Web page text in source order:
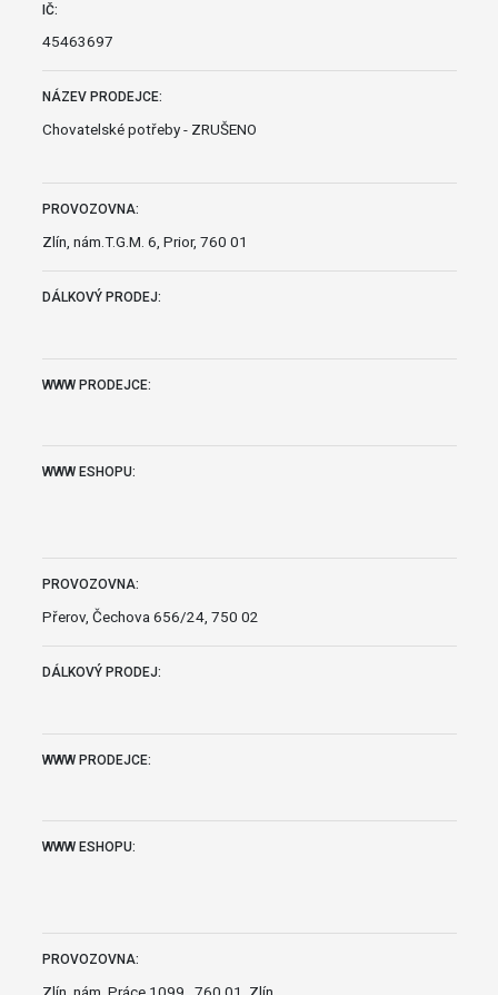
IČ:
45463697
NÁZEV PRODEJCE:
Chovatelské potřeby - ZRUŠENO
PROVOZOVNA:
Zlín, nám.T.G.M. 6, Prior, 760 01
DÁLKOVÝ PRODEJ:
WWW PRODEJCE:
WWW ESHOPU:
PROVOZOVNA:
Přerov, Čechova 656/24, 750 02
DÁLKOVÝ PRODEJ:
WWW PRODEJCE:
WWW ESHOPU:
PROVOZOVNA: